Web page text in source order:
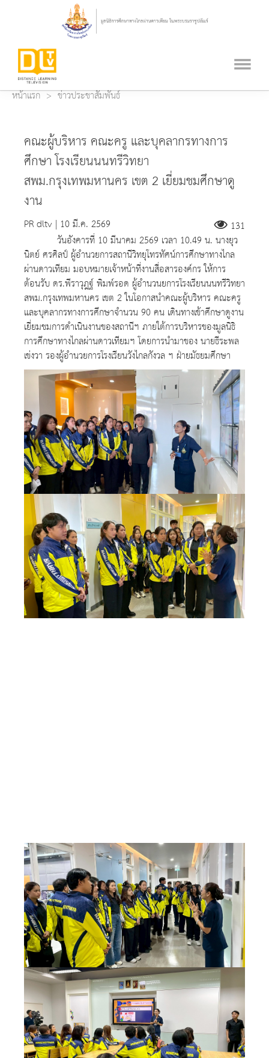
หน้าแรก ข่าวประชาสัมพันธ์
คณะผู้บริหาร คณะครู และบุคลากรทางการ
ศึกษา โรงเรียนนนทรีวิทยา
สพม.กรุงเทพมหานคร เขต 2 เยี่ยมชมศึกษาดู
งาน
PR dltv | 10 มี.ค. 2569
131
วันอังคารที่ 10 มีนาคม 2569 เวลา 10.49 น. นางยุว
นิตย์ ศรศิลป์ ผู้อำนวยการสถานีวิทยุโทรทัศน์การศึกษาทางไกล
ผ่านดาวเทียม มอบหมายเจ้าหน้าที่งานสื่อสารองค์กร ให้การ
ต้อนรับ ดร.พีราวุฎฐ์ พิมพ์รอด ผู้อำนวนยการโรงเรียนนนทรีวิทยา
สพม.กรุงเทพมหานคร เขต 2 ในโอกาสนำคณะผู้บริหาร คณะครู
และบุคลากรทางการศึกษาจำนวน 90 คน เดินทางเข้าศึกษาดูงาน
เยี่ยมชมการดำเนินงานของสถานีฯ ภายใต้การบริหารของมูลนิธิ
การศึกษาทางไกลผ่านดาวเทียมฯ โดยการนำมาของ นายธีระพล
เข่งวา รองผู้อำนวยการโรงเรียนวังไกลกังวล ฯ ฝ่ายมัธยมศึกษา